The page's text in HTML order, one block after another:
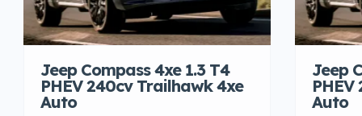
Jeep Compass 4xe 1.3 T4
PHEV 240cv Trailhawk 4xe
Auto
Jeep
Auto